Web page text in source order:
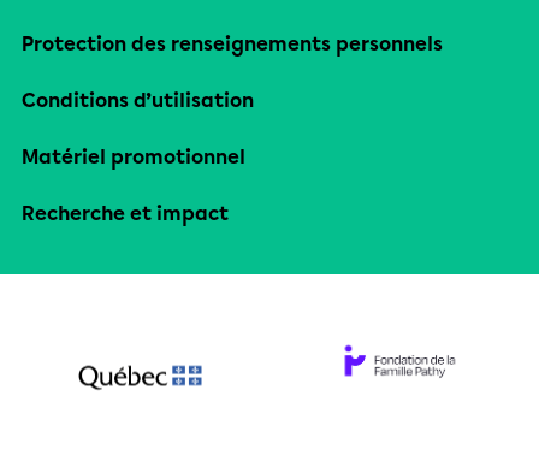
Protection des renseignements personnels
Conditions d’utilisation
Matériel promotionnel
Recherche et impact